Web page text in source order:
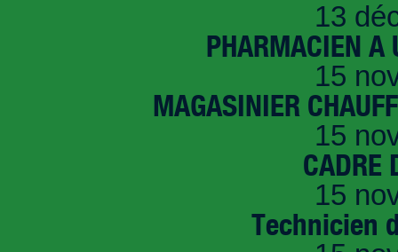
13
PHARMACIEN A
15
MAGASINIER
15
CADRE
15
Technicien